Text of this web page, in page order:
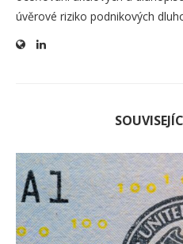
úvěrové riziko podnikových